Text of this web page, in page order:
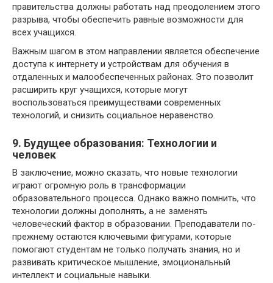
правительства должны работать над преодолением этого
разрыва, чтобы обеспечить равные возможности для
всех учащихся.
Важным шагом в этом направлении является обеспечение
доступа к интернету и устройствам для обучения в
отдаленных и малообеспеченных районах. Это позволит
расширить круг учащихся, которые могут
воспользоваться преимуществами современных
технологий, и снизить социальное неравенство.
9. Будущее образования: Технологии и
человек
В заключение, можно сказать, что новые технологии
играют огромную роль в трансформации
образовательного процесса. Однако важно помнить, что
технологии должны дополнять, а не заменять
человеческий фактор в образовании. Преподаватели по-
прежнему остаются ключевыми фигурами, которые
помогают студентам не только получать знания, но и
развивать критическое мышление, эмоциональный
интеллект и социальные навыки.